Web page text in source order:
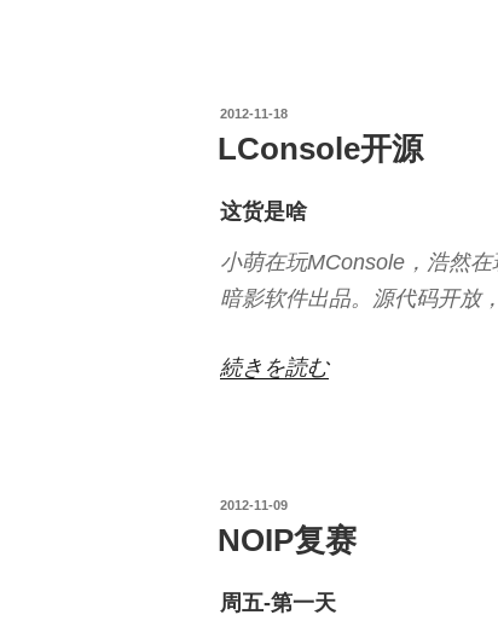
X
小
の
投
2012-11-18
LConsole开源
这货是啥
小萌在玩MConsole，浩然
暗影软件出品。源代码开放
“LConsole
続きを読む
投
日:
2012-11-09
NOIP复赛
周五-第一天